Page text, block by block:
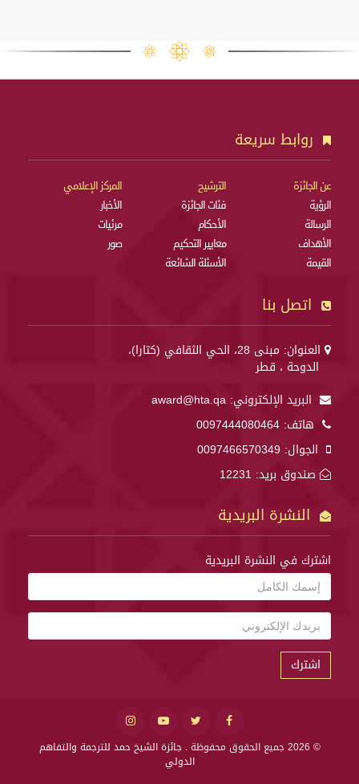
روابط سريعة
عن الجائزة
الرؤية
الرسالة
الأهداف
القيمة
الترشيح
فئات الجائزة
الأحكام
معايير التحكيم
الأسئلة الشائعة
المركز الإعلامي
الأخبار
مرئيات
صور
اتصل بنا
العنوان: مبنى 28، الحي الثقافي (كتارا)،
الدوحة ، قطر
البريد الإلكتروني: award@hta.qa
هاتف: 0097444080464
الجوال: 0097466570349
صندوق بريد: 12231
النشرة البريدية
اشترك في النشرة البريدية
اشترك
© 2026 جميع الحقوق محفوظة .
جائزة الشيخ حمد للترجمة والتفاهم
الدولي